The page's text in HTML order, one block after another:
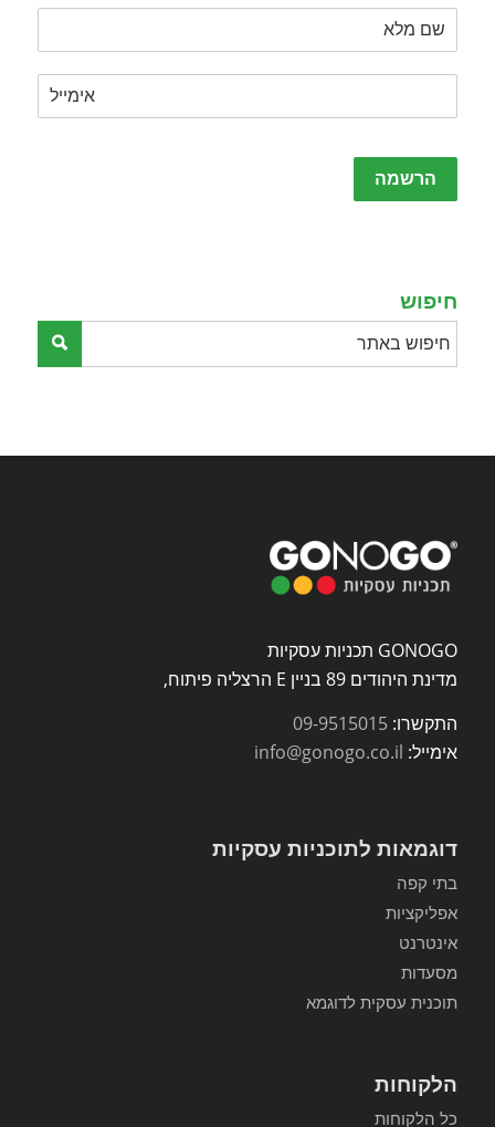
Please
leave
חיפוש
GONOGO תכניות עסקיות
מדינת היהודים 89 בניין E הרצליה פיתוח,
התקשרו: 09-9515015
אימייל: info@gonogo.co.il
דוגמאות לתוכניות עסקיות
בתי קפה
אפליקציות
אינטרנט
מסעדות
תוכנית עסקית לדוגמא
הלקוחות
כל הלקוחות